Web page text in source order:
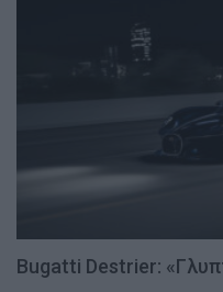
Bugatti Destrier: